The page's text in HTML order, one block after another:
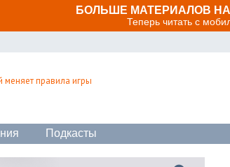
БОЛЬШЕ МАТЕРИАЛОВ
Теперь читать с
меняет правила игры
Подкасты